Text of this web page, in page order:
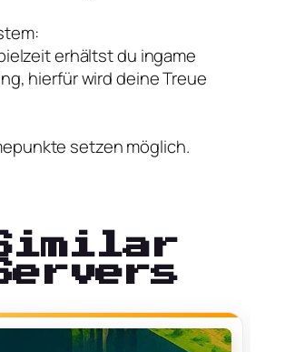
erhältst du ingame
hierfür wird deine Treue
setzen möglich.